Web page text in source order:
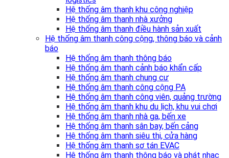
Hệ thống âm thanh khu công nghiệp
Hệ thống âm thanh nhà xưởng
Hệ thống âm thanh điều hành sản xuất
Hệ thống âm thanh công cộng, thông báo và cảnh
báo
Hệ thống âm thanh thông báo
Hệ thống âm thanh cảnh báo khẩn cấp
Hệ thống âm thanh chung cư
Hệ thống âm thanh công cộng PA
Hệ thống âm thanh công viên, quảng trường
Hệ thống âm thanh khu du lịch, khu vui chơi
Hệ thống âm thanh nhà ga, bến xe
Hệ thống âm thanh sân bay, bến cảng
Hệ thống âm thanh siêu thị, cửa hàng
Hệ thống âm thanh sơ tán EVAC
Hệ thống âm thanh thông báo và phát nhạc